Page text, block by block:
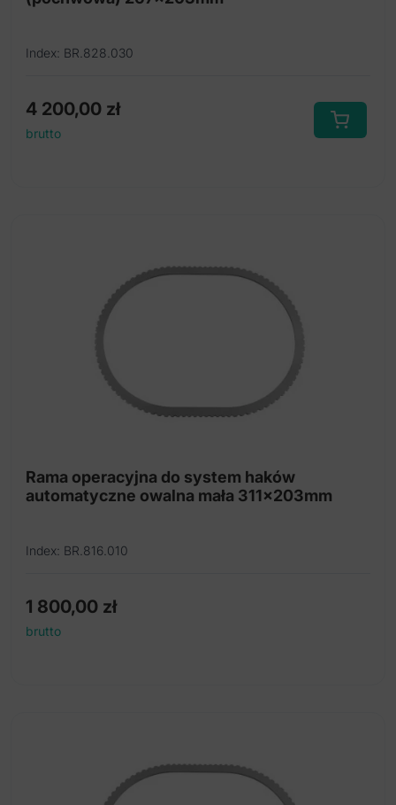
Index: BR.828.030
4 200,00 zł
brutto
Rama operacyjna do system haków
automatyczne owalna mała 311x203mm
Index: BR.816.010
1 800,00 zł
brutto